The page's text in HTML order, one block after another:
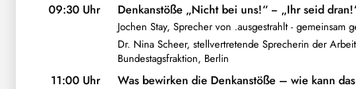
09:30 Uhr Denkanstöße „Nicht bei uns!“ − „Ihr seid
Jochen Stay, Sprecher von .ausgestrahlt - gemeinsam
Dr. Nina Scheer, stellvertretende Sprecherin der
Bundestagsfraktion, Berlin
11:00 Uhr Was bewirken die Denkanstöße – wie kann